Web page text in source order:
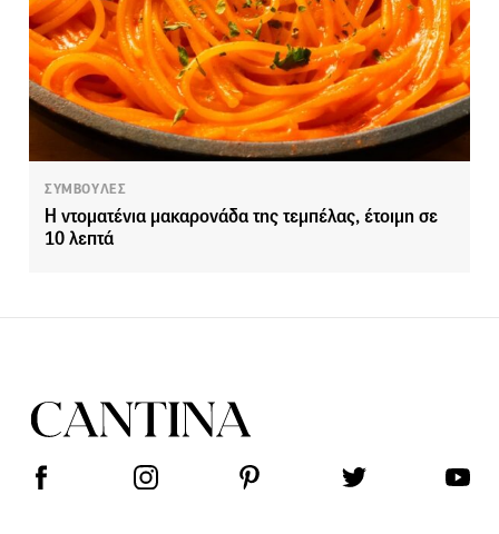
ΣΥΜΒΟΥΛΕΣ
Η ντοματένια μακαρονάδα της τεμπέλας, έτοιμη σε
10 λεπτά